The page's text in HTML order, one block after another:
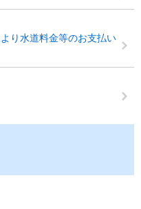
り水道料金等のお支払い